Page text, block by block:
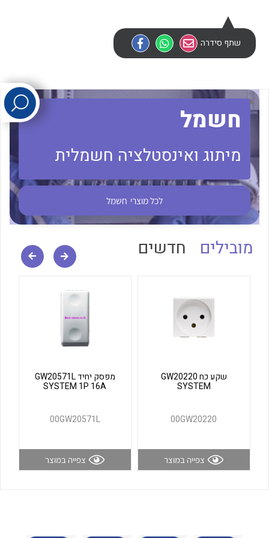
לכל מוצרי היצרן
לכל מוצרי היצרן לכל מוצרי היצרן
לכל מוצרי היצרן לכל מוצרי היצרן
שתף סידרה
חשמל
מיתוג ואינסטלציה חשמלית
לכל מוצרי חשמל
מובילים חדשים
שקע כח GW20220
SYSTEM
00GW20220
צפייה במוצר
מפסק יחיד GW20571L
SYSTEM 1P 16A
00GW20571L
צפייה במוצר